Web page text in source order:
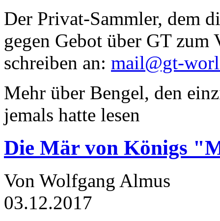
Der Privat-Sammler, dem
gegen Gebot über GT zum
schreiben an: mail@gt-
Mehr über Bengel, den
jemals hatte lesen
Die Mär von Königs
Von Wolfgang Almus
03.12.2017